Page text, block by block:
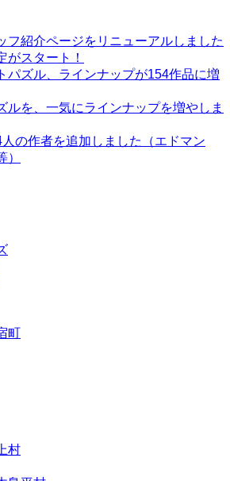
フ紹介ページをリニューアルしました
がスタート！
パズル、ラインナップが154作品に増
ルを、一気にラインナップを増やしま
の作者を追加しました（エドマン
）
町
村